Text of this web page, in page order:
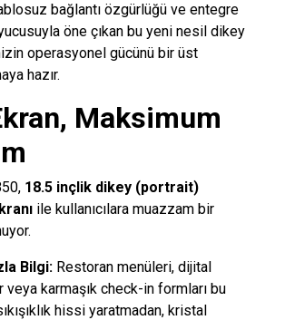
bağlantı özgürlüğü ve entegre
öne çıkan bu yeni nesil dikey
operasyonel gücünü bir üst
hazır.
Maksimum
18.5 inçlik dikey (portrait)
ile kullanıcılara muazzam bir
Bilgi: Restoran menüleri, dijital
veya karmaşık check-in formları bu
hissi yaratmadan, kristal